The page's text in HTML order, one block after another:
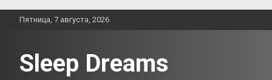
ПерейтиПятница, 7 августа, 2026
Sleep Dreams